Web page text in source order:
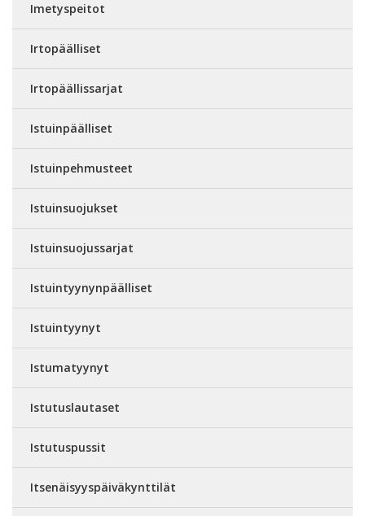
Imetyspeitot
Irtopäälliset
Irtopäällissarjat
Istuinpäälliset
Istuinpehmusteet
Istuinsuojukset
Istuinsuojussarjat
Istuintyynynpäälliset
Istuintyynyt
Istumatyynyt
Istutuslautaset
Istutuspussit
Itsenäisyyspäiväkynttilät